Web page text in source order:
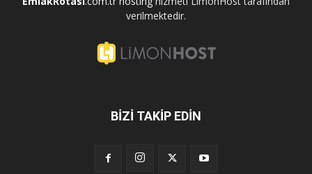
verilmektedir.
BİZİ TAKİP EDİN